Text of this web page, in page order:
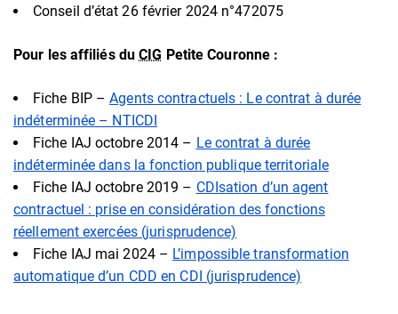
Conseil d’état 26 février 2024 n°472075
Pour les affiliés duCIG Petite Couronne :
Fiche BIP –Agents contractuels : Le contrat à durée
indéterminée – NTICDI
Fiche IAJ octobre 2014 – Le contrat à durée
indéterminée dans la fonction publique territoriale
Fiche IAJ octobre 2019 – CDIsation d’un agent
contractuel : prise en considération des fonctions
réellement exercées (jurisprudence)
Fiche IAJ mai 2024 – L’impossible transformation
automatique d’un CDD en CDI (jurisprudence)